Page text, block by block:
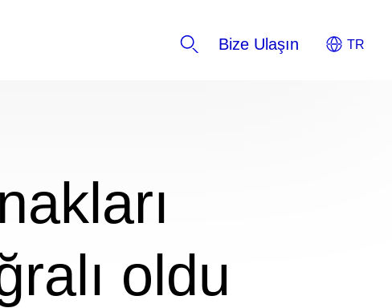
Bize Ulaşın
oldu